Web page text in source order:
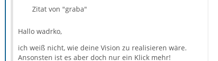
Zitat von "graba"
Hallo wadrko,
ich weiß nicht, wie deine Vision zu realisieren wäre.
Ansonsten ist es aber doch nur ein Klick mehr!